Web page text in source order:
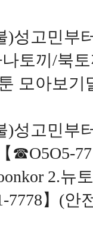
)성고민부
토끼/북
모아보기
)성고민부
☎O5O5-
2.뉴
】(안